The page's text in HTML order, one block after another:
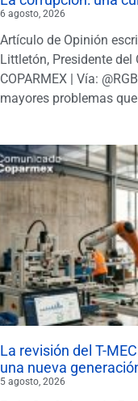
6 agosto, 2026
Artículo de Opinión
Littletón, Presidente del
COPARMEX | Vía:
mayores problemas
La revisión del T-
una nueva
5 agosto, 2026